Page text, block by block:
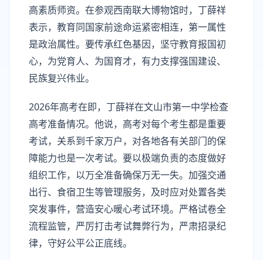
高素质师资。在参观西南联大博物馆时，丁薛祥
表示，教育同国家前途命运紧密相连，第一属性
是政治属性。要传承红色基因，坚守教育报国初
心，为党育人、为国育才，有力支撑强国建设、
民族复兴伟业。
2026年高考在即，丁薛祥在文山市第一中学检查
高考准备情况。他说，高考对每个考生都是重要
考试，关系到千家万户，对各地各有关部门的保
障能力也是一次考试。要以极端负责的态度做好
组织工作，以万全准备确保万无一失。加强交通
出行、食宿卫生等管理服务，及时应对处置各类
突发事件，营造安心暖心考试环境。严格试卷全
流程监管，严厉打击考试舞弊行为，严肃招录纪
律，守好公平公正底线。